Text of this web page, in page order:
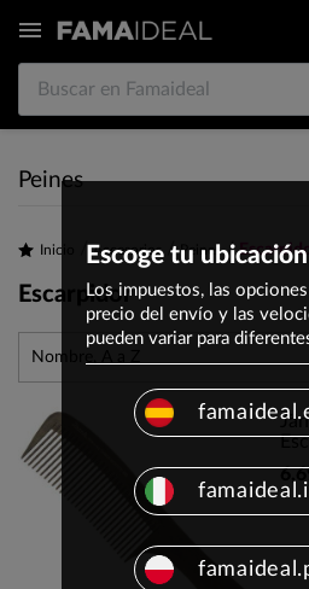

Peines
Inicio Accesorios Peines Escarpidor
Escarpidor
Nombre, A a Z
Escoge tu ubicación
Los impuestos, las
precio del envío y las
pueden variar para